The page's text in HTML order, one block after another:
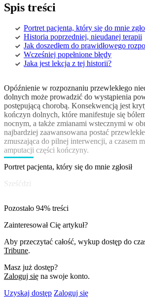
Spis treści
Portret pacjenta, który się do mnie
Historia poprzedniej, nieudanej terapii
Jak doszedłem do prawidłowego
Wcześniej popełnione błędy
Jaka jest lekcja z tej historii?
Opóźnienie w rozpoznaniu przewlekłego
dolnych może prowadzić do wystąpienia
postępującą chorobą. Konsekwencją jest
kończyn dolnych, które manifestuje się
nocnym, a także zmianami wstecznymi w
najbardziej zaawansowana postać
zmuszająca do pilnej interwencji, a czasem
amputacji części kończyny.
Portret pacjenta, który się do mnie zgłosił
Sześćdzi
Pozostało 94% treści
Zainteresował Cię artykuł?
Aby przeczytać całość, wykup dostęp do
Tribune.
Masz już dostęp?
Zaloguj się na swoje konto.
Uzyskaj dostęp Zaloguj się